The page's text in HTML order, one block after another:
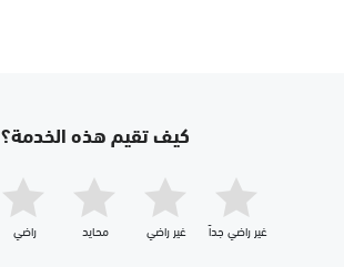
كيف تقيم هذه الخدمة؟
غير راضي جداّ غير راضي محايد راضي